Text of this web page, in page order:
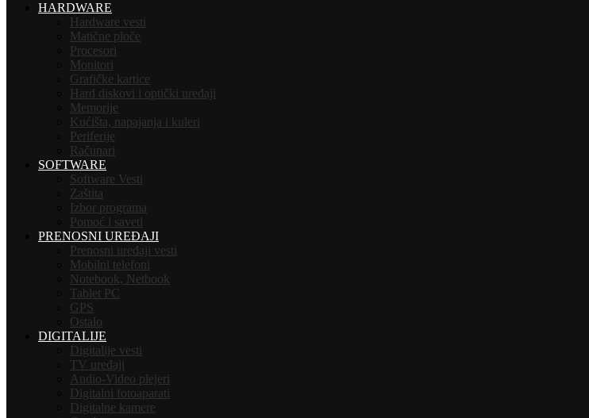
HARDWARE
Hardware vesti
Matične ploče
Procesori
Monitori
Grafičke kartice
Hard diskovi i optički uređaji
Memorije
Kućišta, napajanja i kuleri
Periferije
Računari
SOFTWARE
Software Vesti
Zaštita
Izbor programa
Pomoć i saveti
PRENOSNI UREĐAJI
Prenosni uređaji vesti
Mobilni telefoni
Notebook, Netbook
Tablet PC
GPS
Ostalo
DIGITALIJE
Digitalije vesti
TV uređaji
Audio-Video plejeri
Digitalni fotoaparati
Digitalne kamere